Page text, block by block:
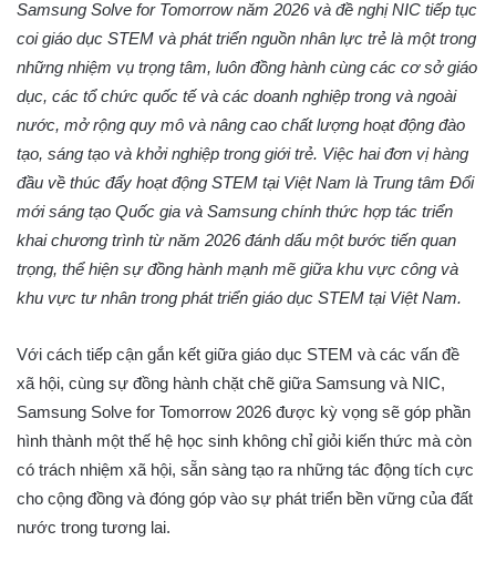
Samsung Solve for Tomorrow năm 2026 và đề nghị NIC tiếp tục
coi giáo dục STEM và phát triển nguồn nhân lực trẻ là một trong
những nhiệm vụ trọng tâm, luôn đồng hành cùng các cơ sở giáo
dục, các tổ chức quốc tế và các doanh nghiệp trong và ngoài
nước, mở rộng quy mô và nâng cao chất lượng hoạt động đào
tạo, sáng tạo và khởi nghiệp trong giới trẻ. Việc hai đơn vị hàng
đầu về thúc đẩy hoạt động STEM tại Việt Nam là Trung tâm Đổi
mới sáng tạo Quốc gia và Samsung chính thức hợp tác triển
khai chương trình từ năm 2026 đánh dấu một bước tiến quan
trọng, thể hiện sự đồng hành mạnh mẽ giữa khu vực công và
khu vực tư nhân trong phát triển giáo dục STEM tại Việt Nam.
Với cách tiếp cận gắn kết giữa giáo dục STEM và các vấn đề
xã hội, cùng sự đồng hành chặt chẽ giữa Samsung và NIC,
Samsung Solve for Tomorrow 2026 được kỳ vọng sẽ góp phần
hình thành một thế hệ học sinh không chỉ giỏi kiến thức mà còn
có trách nhiệm xã hội, sẵn sàng tạo ra những tác động tích cực
cho cộng đồng và đóng góp vào sự phát triển bền vững của đất
nước trong tương lai.